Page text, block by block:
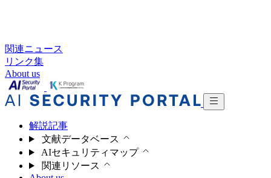
関連ニュース
リンク集
About us
解説記事
文献データベース
AIセキュリティマップ
関連リソース